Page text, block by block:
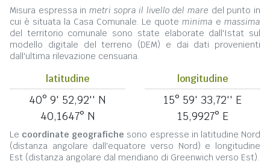
Misura espressa in metri sopra il livello del mare del punto in
cui è situata la Casa Comunale. Le quote minima e massima
del territorio comunale sono state elaborate dall'Istat sul
modello digitale del terreno (DEM) e dai dati provenienti
dall'ultima rilevazione censuaria.
latitudine
40° 9' 52,92'' N
40,1647° N
longitudine
15° 59' 33,72'' E
15,9927° E
Le coordinate geografiche sono espresse in latitudine Nord
(distanza angolare dall'equatore verso Nord) e longitudine
Est (distanza angolare dal meridiano di Greenwich verso Est).